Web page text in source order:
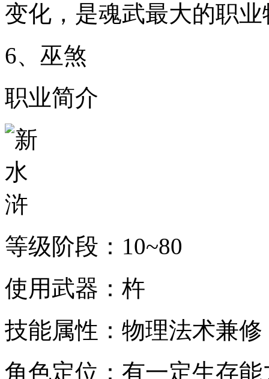
变化，是魂武最大的职业
6、巫煞
职业简介
等级阶段：10~80
使用武器：杵
技能属性：物理法术兼修
角色定位：有一定生存